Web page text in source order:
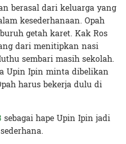
berasal dari keluarga yang
kesederhanaan. Opah
getah karet. Kak Ros
dari menitipkan nasi
sembari masih sekolah.
Upin Ipin minta dibelikan
harus bekerja dulu di
sebagai hape Upin Ipin jadi